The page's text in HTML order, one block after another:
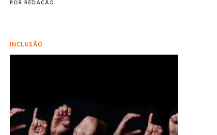
POR REDAÇÃO
INCLUSÃO